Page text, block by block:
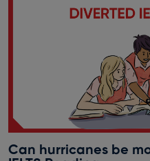
Can hurricanes be